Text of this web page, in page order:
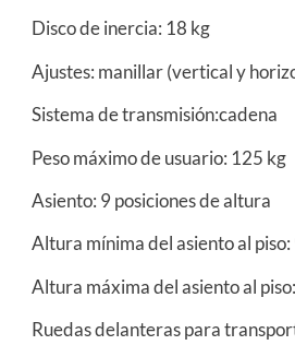
Disco de inercia: 18 kg
Ajustes: manillar (vertical y
Sistema de transmisión:cadena
Peso máximo de usuario: 125 kg
Asiento: 9 posiciones de altura
Altura mínima del asiento al
Altura máxima del asiento al
Ruedas delanteras para